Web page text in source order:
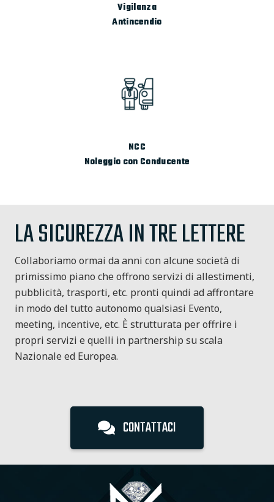
Vigilanza
Antincendio
NCC
Noleggio con Conducente
LA SICUREZZA IN TRE LETTERE
Collaboriamo ormai da anni con alcune società di
primissimo piano che offrono servizi di allestimenti,
pubblicità, trasporti, etc. pronti quindi ad affrontare
in modo del tutto autonomo qualsiasi Evento,
meeting, incentive, etc. È strutturata per offrire i
propri servizi e quelli in partnership su scala
Nazionale ed Europea.
CONTATTACI